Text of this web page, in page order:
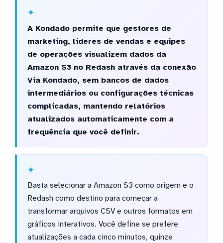
A Kondado permite que gestores de
marketing, líderes de vendas e equipes
de operações visualizem dados da
Amazon S3 no Redash através da conexão
Via Kondado, sem bancos de dados
intermediários ou configurações técnicas
complicadas, mantendo relatórios
atualizados automaticamente com a
frequência que você definir.
Basta selecionar a Amazon S3 como origem e o
Redash como destino para começar a
transformar arquivos CSV e outros formatos em
gráficos interativos. Você define se prefere
atualizações a cada cinco minutos, quinze